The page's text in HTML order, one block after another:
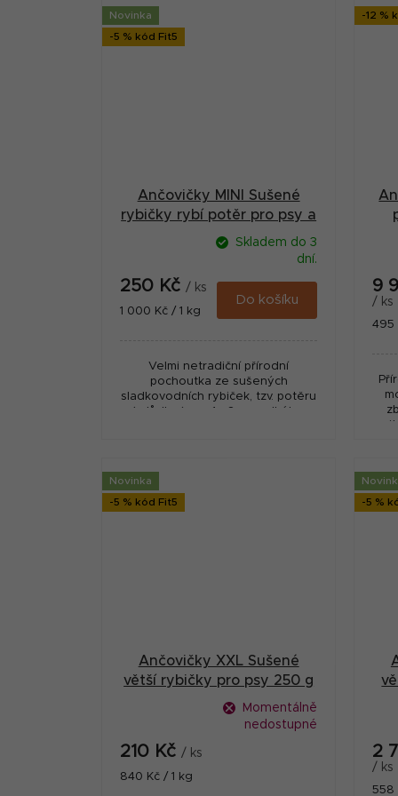
Novinka
-5 % kód Fit5
Ančovičky MINI Sušené
rybičky rybí potěr pro psy a
kočky 250 g
Skladem do 3
dní.
250 Kč / ks
Měrná
1 000 Kč / 1 kg
Do košíku
Velmi netradiční přírodní
pochoutka ze sušených
sladkovodních rybiček, tzv. potěru
( plůdku ) cca 1 - 3 cm velkého.
-12 %
9
/ ks
495
Novinka
-5 % kód Fit5
Ančovičky XXL Sušené
větší rybičky pro psy 250 g
Momentálně
nedostupné
210 Kč / ks
Měrná
840 Kč / 1 kg
-5 %
2
/ ks
558